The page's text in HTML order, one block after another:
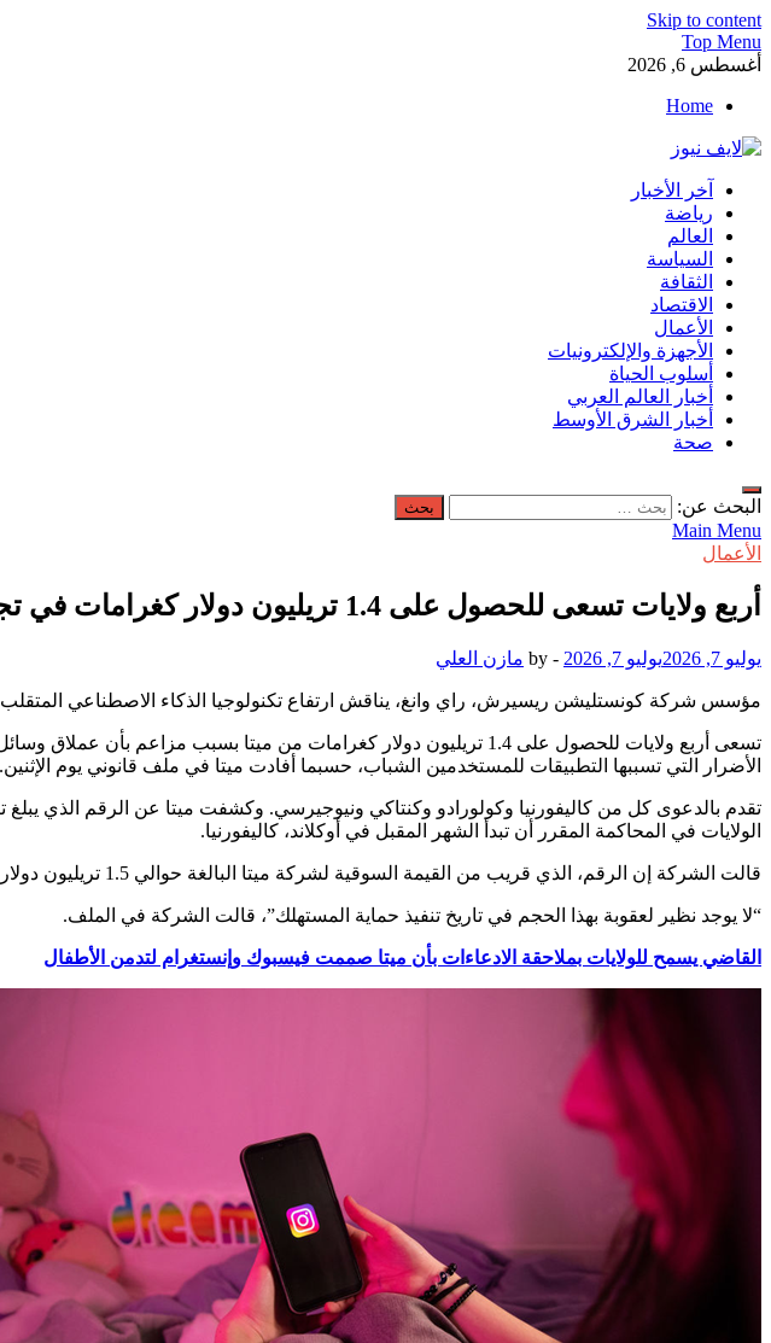
Skip to content
Top Menu
أغسطس 6, 2026
Home
لايف نيوز
آخر الأخبار العاجلة لحظة بلحظة من العالم العربي والعالم
آخر الأخبار
رياضة
العالم
السياسة
الثقافة
الاقتصاد
الأعمال
الأجهزة والإلكترونيات
أسلوب الحياة
أخبار العالم العربي
أخبار الشرق الأوسط
صحة
البحث عن:
Main Menu
الأعمال
أربع ولايات تسعى للحصول على 1.4 تريليون دولار كغرامات في تجربة إدمان الأطفال على وسائل التواصل الاجتماعي، تقول ميتا
يوليو 7, 2026 يوليو 7, 2026 -
by مازن العلي
مؤسس شركة كونستليشن ريسيرش، راي وانغ، يناقش ارتفاع تكنولوجيا الذكاء الاصطناعي المتقلب
تسعى أربع ولايات للحصول على 1.4 تريليون دولار كغرامات من ميتا بسبب مزاعم بأن عملاق وسائل التواصل الاجتماعي
الأضرار التي تسببها التطبيقات للمستخدمين الشباب، حسبما أفادت ميتا في ملف قانوني يوم الإثنين.
تقدم بالدعوى كل من كاليفورنيا وكولورادو وكنتاكي ونيوجيرسي. وكشفت ميتا عن الرقم الذي
الولايات في المحاكمة المقرر أن تبدأ الشهر المقبل في أوكلاند، كاليفورنيا.
قالت الشركة إن الرقم، الذي قريب من القيمة السوقية لشركة ميتا البالغة حوالي 1.5 تريليون دولار، لم يكن مدعومًا بالأدلة.
“لا يوجد نظير لعقوبة بهذا الحجم في تاريخ تنفيذ حماية المستهلك”، قالت الشركة في الملف.
القاضي يسمح للولايات بملاحقة الادعاءات بأن ميتا صممت فيسبوك وإنستغرام لتدمن الأطفال